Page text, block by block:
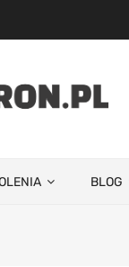
BLOG